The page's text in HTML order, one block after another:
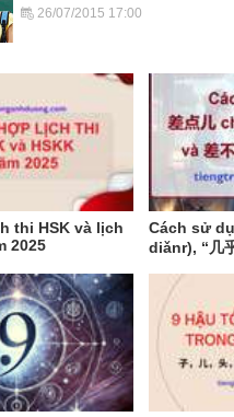
26/07/2015 17:00
thi HSK và lịch
2025
Cách sử
diǎnr), “几